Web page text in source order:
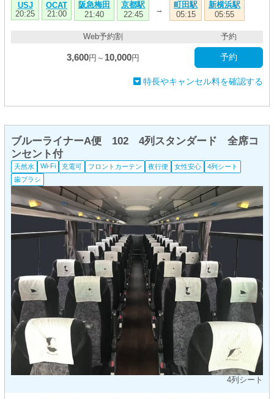
USJ
20:25
OCAT
21:00
阪急梅田
21:40
京都駅
22:45
→
町田駅
05:15
新横浜駅
05:55
Web予約割
3,600円～ 10,000円
予約
予約
特長やキャンセル料を確認する
4列シート
ブルーライナーA便 102 4列スタンダード 全席コ
ンセント付
天然水 Wi-Fi 充電可 フロントカーテン 夜行便 女性安心
4列シート
歯ブラシ